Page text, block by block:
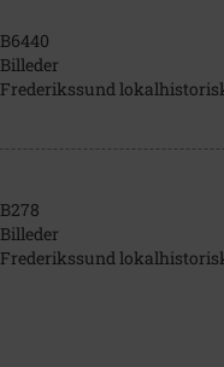
B6440
Billeder
Frederikssund
B278
Billeder
Frederikssund